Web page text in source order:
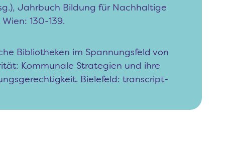
Jahrbuch Bildung für Nachhaltige
130-139.
Bibliotheken im Spannungsfeld von
Kommunale Strategien und ihre
Bielefeld: transcript-